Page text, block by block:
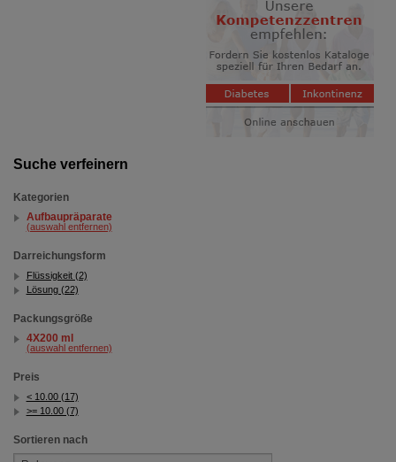
Suche verfeinern
Kategorien
Aufbaupräparate
(auswahl entfernen)
Darreichungsform
Flüssigkeit (2)
Lösung (22)
Packungsgröße
4X200 ml
(auswahl entfernen)
Preis
< 10.00 (17)
>= 10.00 (7)
Sortieren nach